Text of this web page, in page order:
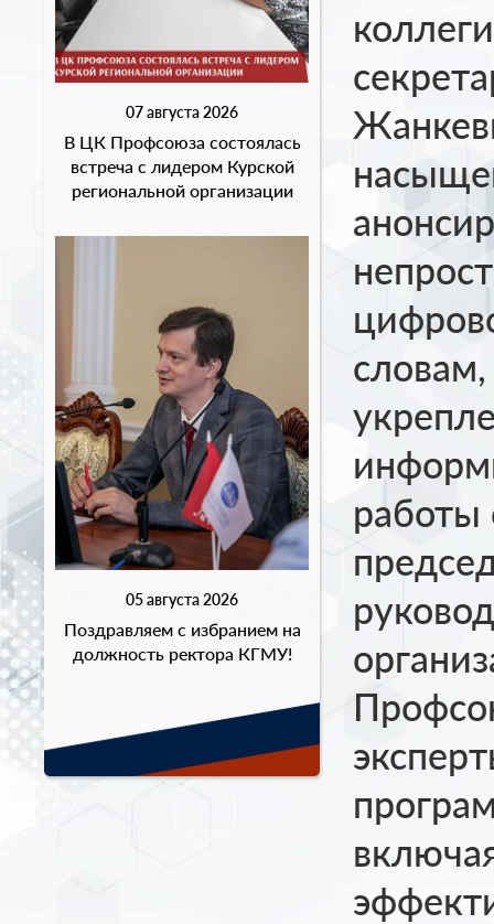
07 августа 2026
В ЦК Профсоюза состоялась
встреча с лидером Курской
региональной организации
05 августа 2026
Поздравляем с избранием на
должность ректора КГМУ!
работы